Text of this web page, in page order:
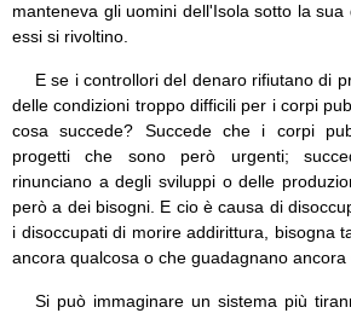
manteneva gli uomini dell'Isola sotto la
essi si rivoltino.
E se i controllori del denaro rifiutano di
delle condizioni troppo difficili per i corpi
cosa succede? Succede che i corpi
progetti che sono però urgenti;
rinunciano a degli sviluppi o delle
però a dei bisogni. E cio è causa di
i disoccupati di morire addirittura, bisogna
ancora qualcosa o che guadagnano ancora
Si può immaginare un sistema più